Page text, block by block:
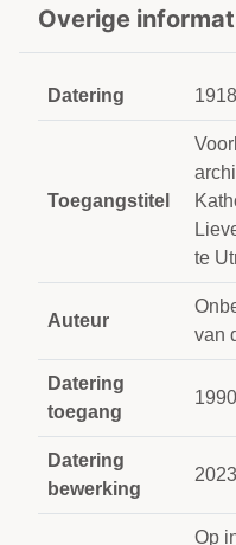
Overige
Datering
Toegangstitel
te
Auteur
van
Datering
toegang
1990
Datering
bewerking
2023
Op